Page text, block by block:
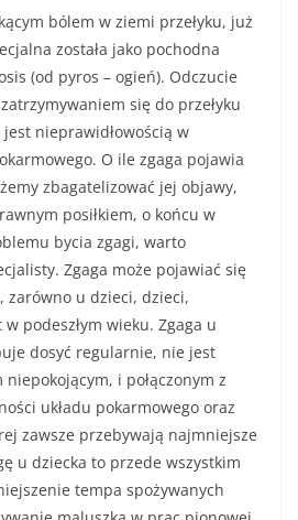
bólem w ziemi przełyku, już
została jako pochodna
(od pyros – ogień). Odczucie
się do przełyku
jest nieprawidłowością w
O ile zgaga pojawia
zbagatelizować jej objawy,
posiłkiem, o końcu w
bycia zgagi, warto
Zgaga może pojawiać się
zarówno u dzieci, dzieci,
podeszłym wieku. Zgaga u
dosyć regularnie, nie jest
i połączonym z
układu pokarmowego oraz
zawsze przebywają najmniejsze
u dziecka to przede wszystkim
tempa spożywanych